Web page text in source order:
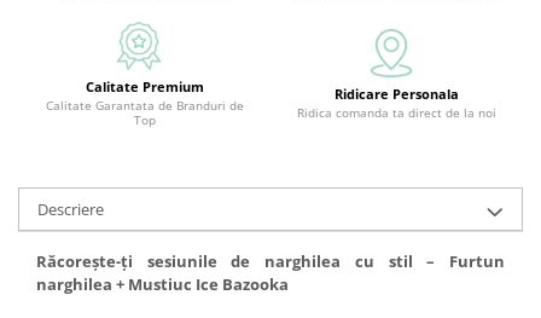
Calitate Premium
Calitate Garantata de Branduri de
Top
Ridicare Personala
Ridica comanda ta direct de la noi
Descriere
Răcorește-ți sesiunile de narghilea cu stil – Furtun
narghilea + Mustiuc Ice Bazooka